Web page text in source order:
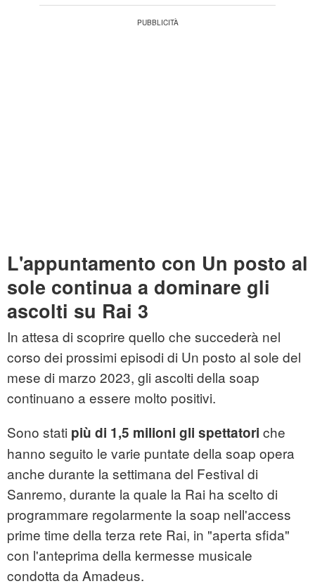
L'appuntamento con Un posto al
sole continua a dominare gli
ascolti su Rai 3
In attesa di scoprire quello che succederà nel
corso dei prossimi episodi di Un posto al sole del
mese di marzo 2023, gli ascolti della soap
continuano a essere molto positivi.
Sono stati più di 1,5 milioni gli spettatori che
hanno seguito le varie puntate della soap opera
anche durante la settimana del Festival di
Sanremo, durante la quale la Rai ha scelto di
programmare regolarmente la soap nell'access
prime time della terza rete Rai, in "aperta sfida"
con l'anteprima della kermesse musicale
condotta da Amadeus.